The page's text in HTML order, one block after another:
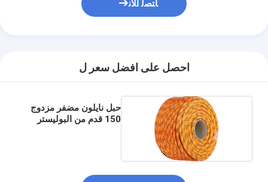
ﺎﺘﺼﻟ ﺍﻶﻧ
احصل على افضل سعر ل
حبل نايلون مضفر مزدوج
150 قدم من البوليستر